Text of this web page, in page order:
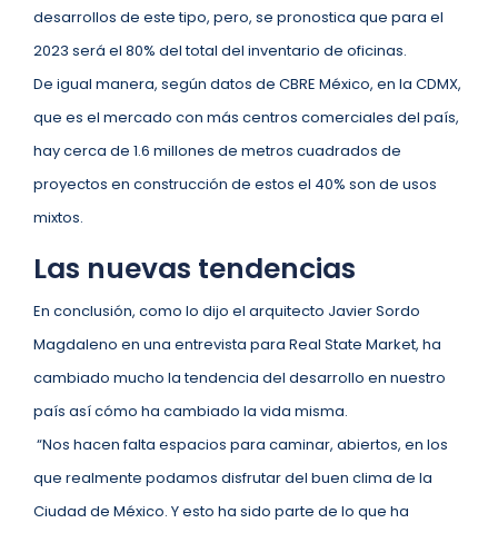
desarrollos de este tipo, pero, se pronostica que para el
2023 será el 80% del total del inventario de oficinas.
De igual manera, según datos de CBRE México, en la CDMX,
que es el mercado con más centros comerciales del país,
hay cerca de 1.6 millones de metros cuadrados de
proyectos en construcción de estos el 40% son de usos
mixtos.
Las nuevas tendencias
En conclusión, como lo dijo el arquitecto Javier Sordo
Magdaleno en una entrevista para Real State Market, ha
cambiado mucho la tendencia del desarrollo en nuestro
país así cómo ha cambiado la vida misma.
“Nos hacen falta espacios para caminar, abiertos, en los
que realmente podamos disfrutar del buen clima de la
Ciudad de México. Y esto ha sido parte de lo que ha